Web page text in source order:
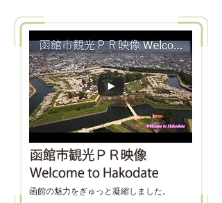
函館の魅力をぎゅっと凝縮しました。